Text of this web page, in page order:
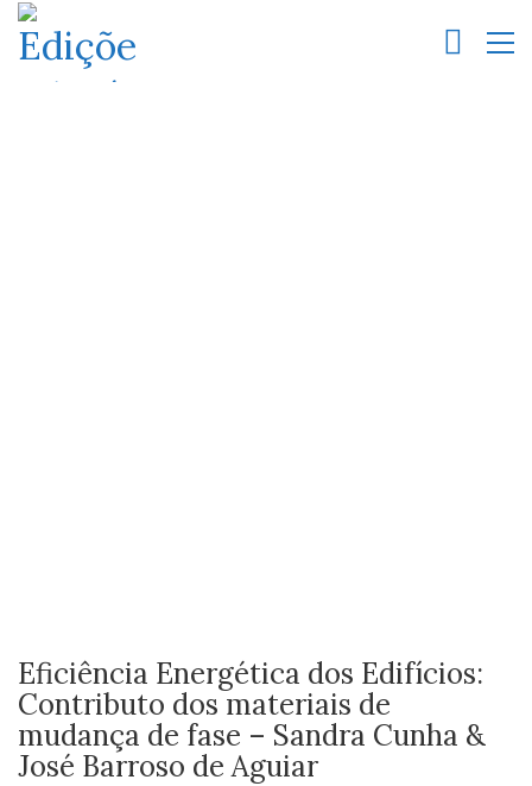
Eficiência Energética dos Edifícios:
Contributo dos materiais de
mudança de fase – Sandra Cunha &
José Barroso de Aguiar